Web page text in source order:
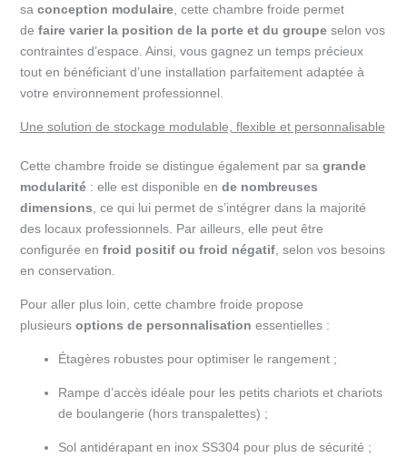
sa conception modulaire, cette chambre froide permet
de faire varier la position de la porte et du groupeselon vos
contraintes d’espace. Ainsi, vous gagnez un temps précieux
tout en bénéficiant d’une installation parfaitement adaptée à
votre environnement professionnel.
Une solution de stockage modulable, flexible et personnalisable
Cette chambre froide se distingue également par sa grande
modularité: elle est disponible en de nombreuses
dimensions , ce qui lui permet de s’intégrer dans la majorité
des locaux professionnels. Par ailleurs, elle peut être
configurée en froid positif ou froid négatif, selon vos besoins
en conservation.
Pour aller plus loin, cette chambre froide propose
plusieurs options de personnalisation essentielles :
Étagères robustes pour optimiser le rangement ;
Rampe d’accès idéale pour les petits chariots et chariots
de boulangerie (hors transpalettes) ;
Sol antidérapant en inox SS304 pour plus de sécurité ;